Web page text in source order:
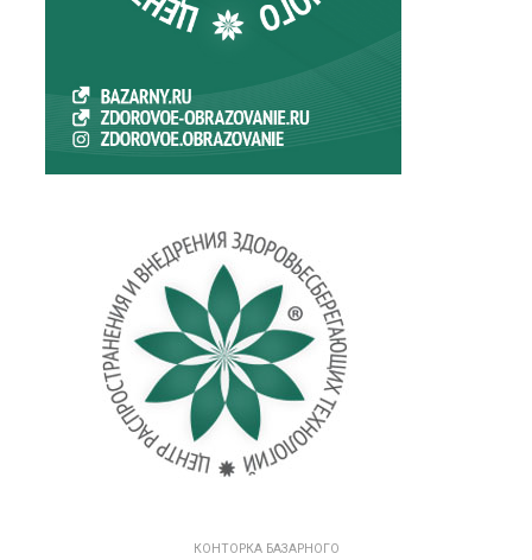
КОНТОРКА БАЗАРНОГО